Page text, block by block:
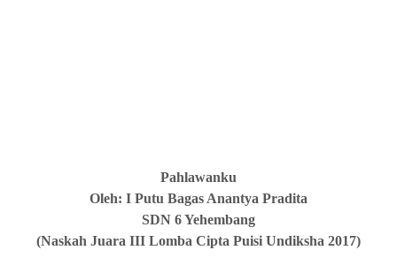
Pahlawanku
Oleh: I Putu Bagas Anantya Pradita
SDN 6 Yehembang
(Naskah Juara III Lomba Cipta Puisi Undiksha 2017)